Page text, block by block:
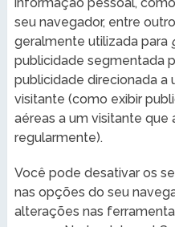
seu navegador, entre
geralmente utilizada para
publicidade segmentada
publicidade direcionada a
visitante (como exibir
aéreas a um visitante que
regularmente).
Você pode desativar os
nas opções do seu
alterações nas